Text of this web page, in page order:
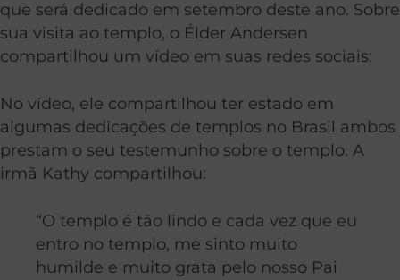
que será dedicado em setembro deste ano. Sobre
sua visita ao templo, o Élder Andersen
compartilhou um vídeo em suas redes sociais:
No vídeo, ele compartilhou ter estado em
algumas dedicações de templos no Brasil ambos
prestam o seu testemunho sobre o templo. A
irmã Kathy compartilhou:
“O templo é tão lindo e cada vez que eu
entro no templo, me sinto muito
humilde e muito grata pelo nosso Pai